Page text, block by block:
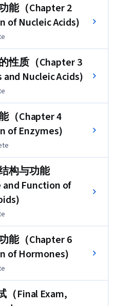
坚实的基础，也为你学好细
学相关课程创造条件。
1 Structure and
基酸（Proteinogenic AA &
Essential  & Non-essential
for 22 amino acids）
reaction）
Acid & base dissociation of
PITC）
of Nucleic Acids)
Nucleic Acids)
of Enzymes)
of Hormones)
（Final Exam,